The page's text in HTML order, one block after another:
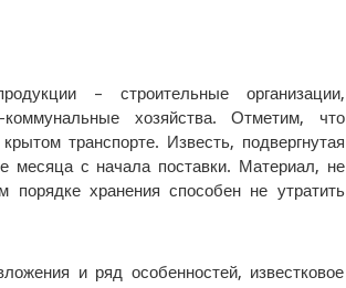
– строительные организации,
коммунальные хозяйства. Отметим, что
транспорте. Известь, подвергнутая
месяца с начала поставки. Материал, не
порядке хранения способен не утратить
и ряд особенностей, известковое